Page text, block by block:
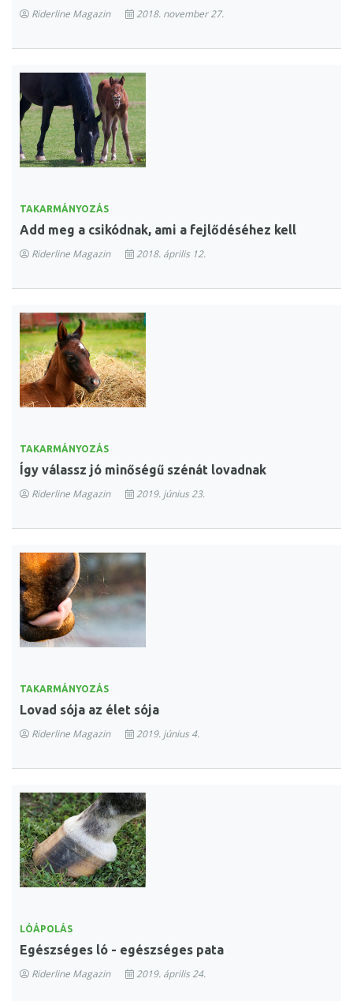
Riderline Magazin 2018. november 27.
TAKARMÁNYOZÁS
Add meg a csikódnak, ami a fejlődéséhez kell
Riderline Magazin 2018. április 12.
TAKARMÁNYOZÁS
Így válassz jó minőségű szénát lovadnak
Riderline Magazin 2019. június 23.
TAKARMÁNYOZÁS
Lovad sója az élet sója
Riderline Magazin 2019. június 4.
LÓÁPOLÁS
Egészséges ló - egészséges pata
Riderline Magazin 2019. április 24.